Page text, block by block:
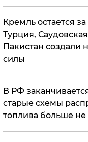
​Кремль остается
Турция,
Пакистан создали
силы
​В РФ
старые схемы
топлива больше не